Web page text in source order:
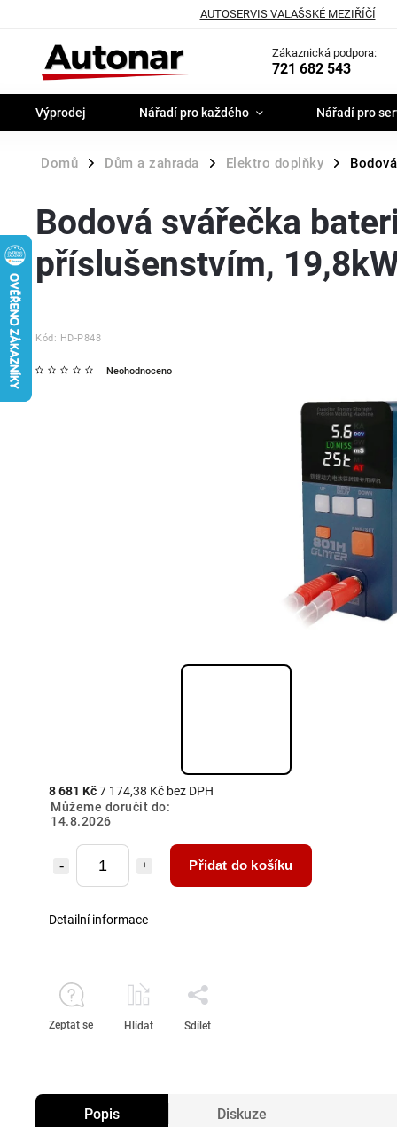
AUTOSERVIS VALAŠSKÉ MEZIŘÍČÍ
Zákaznická podpora:
721 682 543
Výprodej Nářadí pro každého Nářadí pro
Domů / Dům a zahrada / Elektro doplňky /
Bodová svářečka
příslušenstvím,
Kód: HD-P848
Neohodnoceno
8 681 Kč7 174,38 Kč bez DPH
Můžeme doručit do:
14.8.2026
Přidat do košíku
Detailní informace
Zeptat se Hlídat Sdílet
Popis Diskuze